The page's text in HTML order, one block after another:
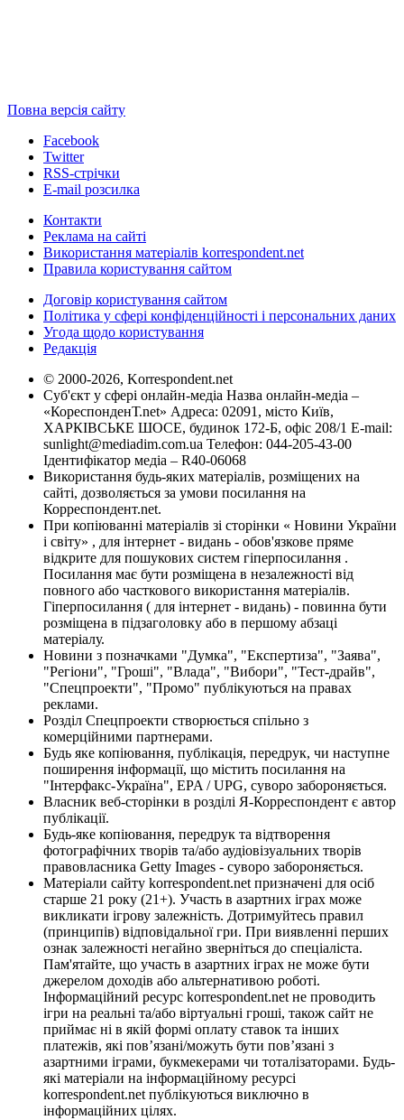
Повна версія сайту
Facebook
Twitter
RSS-стрічки
E-mail розсилка
Контакти
Реклама на сайті
Використання матеріалів korrespondent.net
Правила користування сайтом
Договір користування сайтом
Політика у сфері конфіденційності і персональних даних
Угода щодо користування
Редакція
© 2000-2026, Korrespondent.net
Суб'єкт у сфері онлайн-медіа Назва онлайн-медіа –
«КореспонденТ.net» Адреса: 02091, місто Київ,
ХАРКІВСЬКЕ ШОСЕ, будинок 172-Б, офіс 208/1 E-mail:
sunlight@mediadim.com.ua Телефон: 044-205-43-00
Ідентифікатор медіа – R40-06068
Використання будь-яких матеріалів, розміщених на
сайті, дозволяється за умови посилання на
Корреспондент.net.
При копіюванні матеріалів зі сторінки « Новини України
і світу» , для інтернет - видань - обов'язкове пряме
відкрите для пошукових систем гіперпосилання .
Посилання має бути розміщена в незалежності від
повного або часткового використання матеріалів.
Гіперпосилання ( для інтернет - видань) - повинна бути
розміщена в підзаголовку або в першому абзаці
матеріалу.
Новини з позначками "Думка", "Експертиза", "Заява",
"Регіони", "Гроші", "Влада", "Вибори", "Тест-драйв",
"Спецпроекти", "Промо" публікуються на правах
реклами.
Розділ Спецпроекти створюється спільно з
комерційними партнерами.
Будь яке копіювання, публікація, передрук, чи наступне
поширення інформації, що містить посилання на
"Інтерфакс-Україна", EPA / UPG, суворо забороняється.
Власник веб-сторінки в розділі Я-Корреспондент є автор
публікації.
Будь-яке копіювання, передрук та відтворення
фотографічних творів та/або аудіовізуальних творів
правовласника Getty Images - суворо забороняється.
Матеріали сайту korrespondent.net призначені для осіб
старше 21 року (21+). Участь в азартних іграх може
викликати ігрову залежність. Дотримуйтесь правил
(принципів) відповідальної гри. При виявленні перших
ознак залежності негайно зверніться до спеціаліста.
Пам'ятайте, що участь в азартних іграх не може бути
джерелом доходів або альтернативою роботі.
Інформаційний ресурс korrespondent.net не проводить
ігри на реальні та/або віртуальні гроші, також сайт не
приймає ні в якій формі оплату ставок та інших
платежів, які пов’язані/можуть бути пов’язані з
азартними іграми, букмекерами чи тоталізаторами. Будь-
які матеріали на інформаційному ресурсі
korrespondent.net публікуються виключно в
інформаційних цілях.